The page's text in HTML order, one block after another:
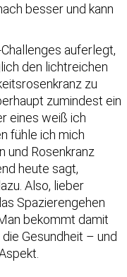
besser und kann
auferlegt,
den lichtreichen
zu
zumindest ein
eines weiß ich
fühle ich mich
und Rosenkranz
heute sagt,
Also, lieber
Spazierengehen
bekommt damit
Gesundheit – und